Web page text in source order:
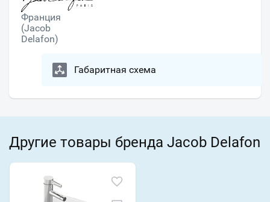
Франция
(Jacob
Delafon)
Габаритная схема
Другие товары бренда Jacob Delafon